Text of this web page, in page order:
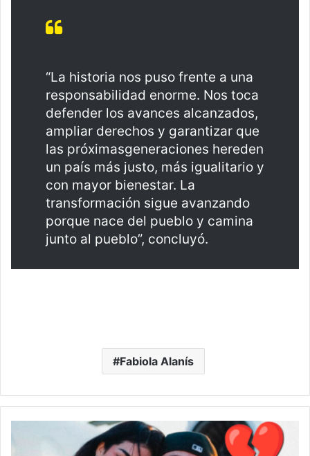
“La historia nos puso frente a una
responsabilidad enorme. Nos toca
defender los avances alcanzados,
ampliar derechos y garantizar que
las próximasgeneraciones hereden
un país más justo, más igualitario y
con mayor bienestar. La
transformación sigue avanzando
porque nace del pueblo y camina
junto al pueblo”, concluyó.
Fabiola Alanís